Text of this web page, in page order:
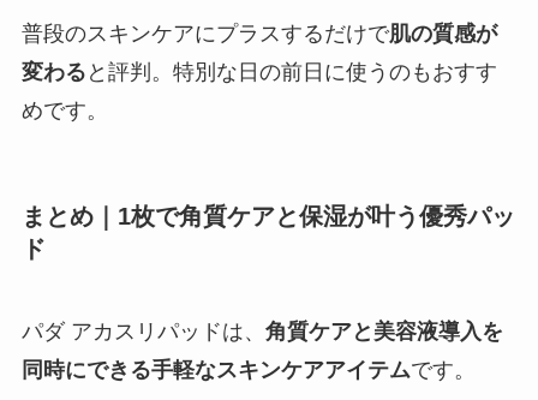
普段のスキンケアにプラスするだけで肌の質感が
変わる と評判。特別な日の前日に使うのもおすす
めです。
まとめ｜1枚で角質ケアと保湿が叶う優秀パッ
ド
パダ アカスリパッドは、 角質ケアと美容液導入を
同時にできる手軽なスキンケアアイテムです。